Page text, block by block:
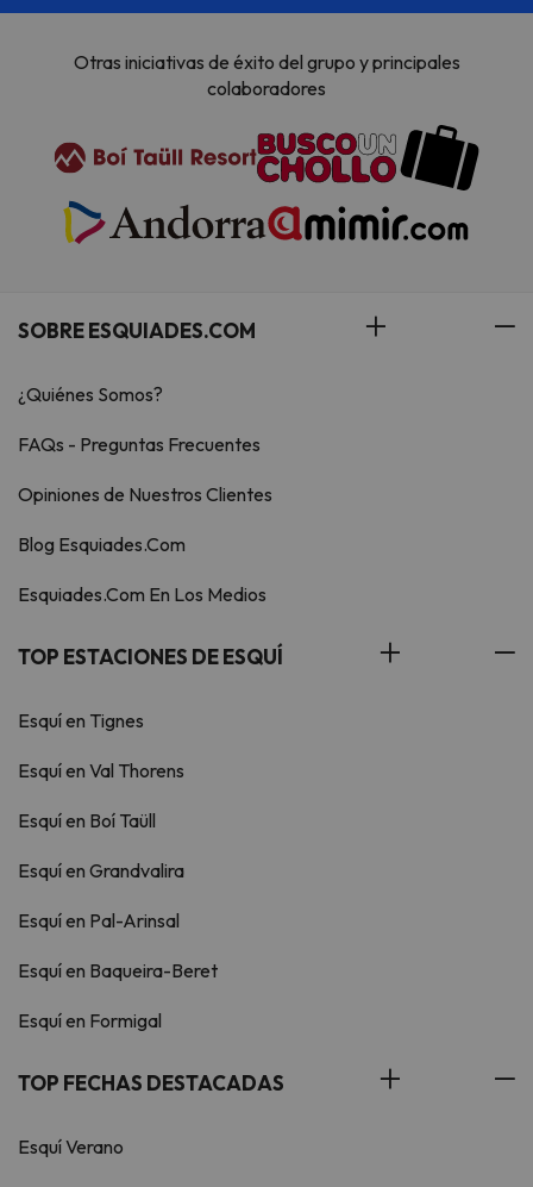
Otras iniciativas de éxito del grupo y principales
colaboradores
SOBRE ESQUIADES.COM
¿Quiénes Somos?
FAQs - Preguntas Frecuentes
Opiniones de Nuestros Clientes
Blog Esquiades.Com
Esquiades.Com En Los Medios
TOP ESTACIONES DE ESQUÍ
Esquí en Tignes
Esquí en Val Thorens
Esquí en Boí Taüll
Esquí en Grandvalira
Esquí en Pal-Arinsal
Esquí en Baqueira-Beret
Esquí en Formigal
TOP FECHAS DESTACADAS
Esquí Verano